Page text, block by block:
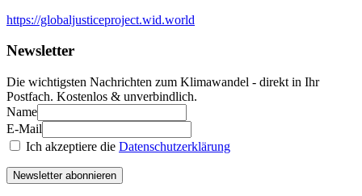
https://globaljusticeproject.wid.world
Newsletter
Die wichtigsten Nachrichten zum Klimawandel - direkt in Ihr
Postfach. Kostenlos & unverbindlich.
Name
E-Mail
Ich akzeptiere die Datenschutzerklärung
Newsletter abonnieren